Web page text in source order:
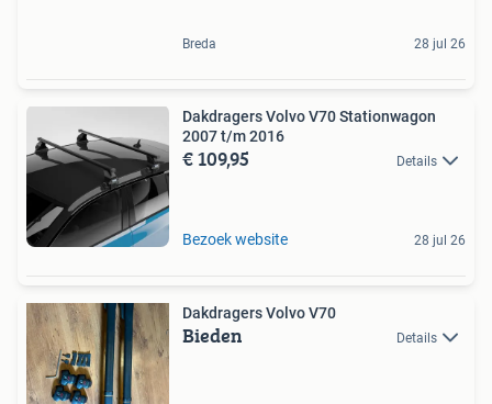
Breda 28 jul 26
Dakdragers Volvo V70 Stationwagon
2007 t/m 2016
€ 109,95 Details
Bezoek website 28 jul 26
Dakdragers Volvo V70
Bieden Details